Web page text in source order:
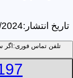
تاریخ انتشار:AM
تلفن تماس فوری: اگر